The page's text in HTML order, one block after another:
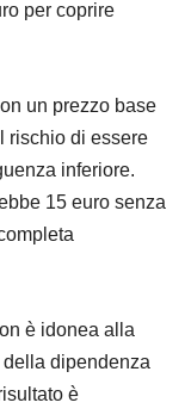
per coprire
un prezzo base
rischio di essere
inferiore.
15 euro senza
è idonea alla
dipendenza
è